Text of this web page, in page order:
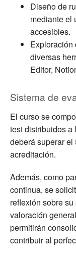
Diseño de
mediante el
accesibles.
Exploración
diversas
Editor,
Sistema de
El curso se
test distribuidos
deberá superar el
acreditación.
Además, como
continua, se
reflexión sobre
valoración
permitirán
contribuir al